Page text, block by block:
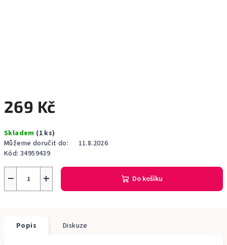
269 Kč
cena:
Skladem (1 ks)
Můžeme doručit do:
11.8.2026
Kód: 34959439
+
− Do košíku
Popis Diskuze